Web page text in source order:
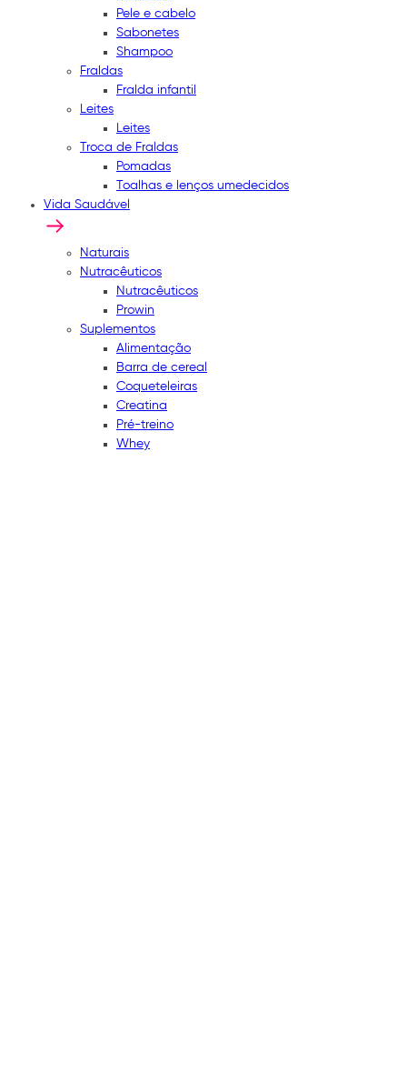
Pele e cabelo
Sabonetes
Shampoo
Fraldas
Fralda infantil
Leites
Leites
Troca de Fraldas
Pomadas
Toalhas e lenços umedecidos
Vida Saudável
Naturais
Nutracêuticos
Nutracêuticos
Prowin
Suplementos
Alimentação
Barra de cereal
Coqueteleiras
Creatina
Pré-treino
Whey